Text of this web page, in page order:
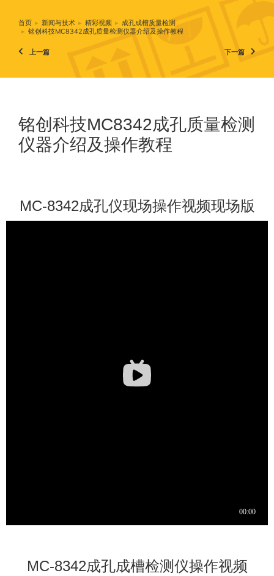
您在这里：
首页 新闻与技术 精彩视频
成孔成槽质量检测
铭创科技MC8342成孔质量检测仪器介绍及操作教程
上一篇 下一篇
铭创科技MC8342成孔质量检测
仪器介绍及操作教程
MC-8342成孔仪现场操作视频现场版
MC-8342成孔成槽检测仪操作视频